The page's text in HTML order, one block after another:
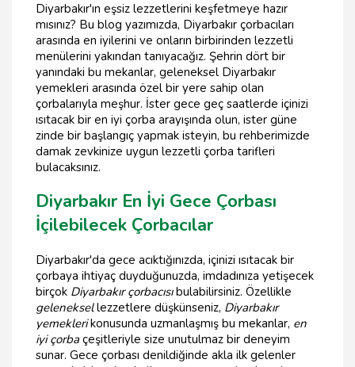
Diyarbakır'ın eşsiz lezzetlerini keşfetmeye hazır
mısınız? Bu blog yazımızda, Diyarbakır çorbacıları
arasında en iyilerini ve onların birbirinden lezzetli
menülerini yakından tanıyacağız. Şehrin dört bir
yanındaki bu mekanlar, geleneksel Diyarbakır
yemekleri arasında özel bir yere sahip olan
çorbalarıyla meşhur. İster gece geç saatlerde içinizi
ısıtacak bir en iyi çorba arayışında olun, ister güne
zinde bir başlangıç yapmak isteyin, bu rehberimizde
damak zevkinize uygun lezzetli çorba tarifleri
bulacaksınız.
Diyarbakır En İyi Gece Çorbası
İçilebilecek Çorbacılar
Diyarbakır'da gece acıktığınızda, içinizi ısıtacak bir
çorbaya ihtiyaç duyduğunuzda, imdadınıza yetişecek
birçok Diyarbakır çorbacısıbulabilirsiniz. Özellikle
geleneksellezzetlere düşkünseniz, Diyarbakır
yemeklerikonusunda uzmanlaşmış bu mekanlar, en
iyi çorbaçeşitleriyle size unutulmaz bir deneyim
sunar. Gece çorbası denildiğinde akla ilk gelenler